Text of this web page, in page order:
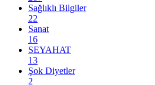
Sağlıklı Bilgiler
22
Sanat
16
SEYAHAT
13
Şok Diyetler
2